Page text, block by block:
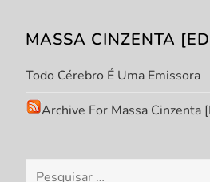
o
d
P
MASSA CINZENTA
Todo Cérebro É Uma Emissora
Archive For Massa Cinzenta
Pesquisar